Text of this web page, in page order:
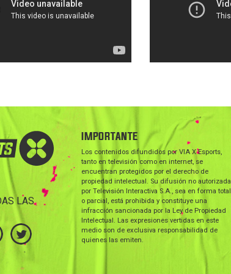
LAS
IMPORTANTE
Los contenidos difundidos por VIA X Esports,
tanto en televisión como en internet, se
encuentran protegidos por el derecho de
propiedad intelectual. Su difusión no autorizada
por Televisión Interactiva S.A., sea en forma total
o parcial, está prohibida y constituye una
infracción sancionada por la Ley de Propiedad
Intelectual. Las expresiones vertidas en este
medio son de exclusiva responsabilidad de
quienes las emiten.